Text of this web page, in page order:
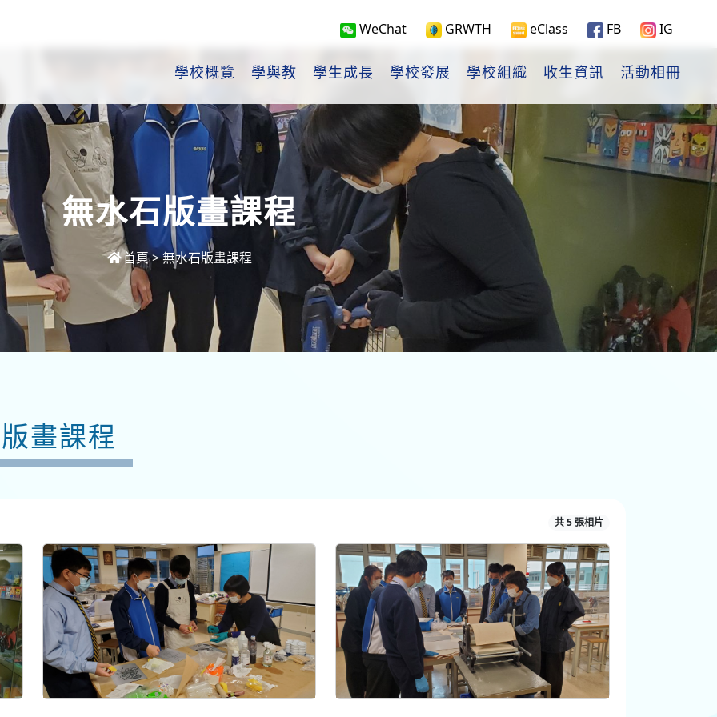
WeChat GRWTH eClass FB IG
學校概覽 學與教 學生成長 學校發展 學校組織 收生資訊 活動相冊
無水石版畫課程
首頁>無水石版畫課程
畫課程
共 5 張相片